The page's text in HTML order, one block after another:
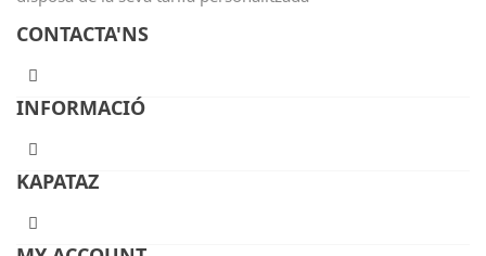
CONTACTA'NS
INFORMACIÓ
KAPATAZ